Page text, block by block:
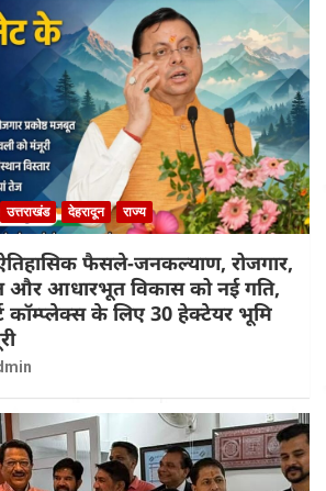
उत्तराखंड देहरादून राज्य
फैसले-जनकल्याण, रोजगार,
और आधारभूत विकास को नई गति,
कॉम्प्लेक्स के लिए 30 हेक्टेयर भूमि